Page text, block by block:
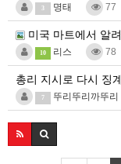
3 명태 77
미국 마트에서 알
10 리스 78
총리 지시로 다시 징
7 뚜리뚜리까뚜리